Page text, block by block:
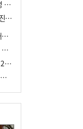
日 정부 “구마모토 강진 사망 28명…1만 명 대피”
日 구마모토 강진에 무너진 공장 굴뚝…지진 사망자 최소 13명
다카이치 “구마모토 강진 사망자 13명…대규모 피해 확인”
“구마모토 강진 더 큰 지진 가능성”…10년 전 지진에 단층 재활성
日 규모 7.1강진, 구마모토현 쇼핑몰 붕괴, 2명 사망
일본구마모토 규모 7.1 강진…쇼핑몰 붕괴로 직원 20여 명 갇힌 듯